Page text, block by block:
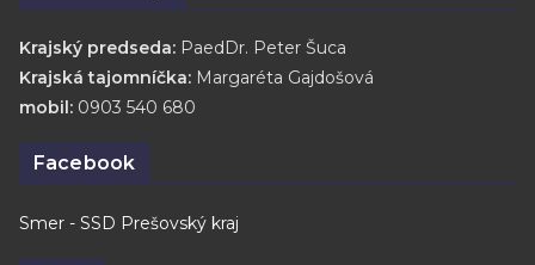
Krajský predseda: PaedDr. Peter Šuca
Krajská tajomníčka: Margaréta Gajdošová
mobil: 0903 540 680
Facebook
Smer - SSD Prešovský kraj